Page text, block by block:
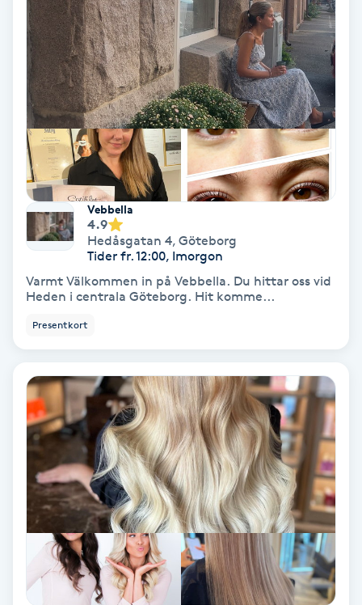
Sockring
Spa manikyr & pedikyr
Spa-manikyr
Spa-pedikyr
Spraytan
Stylist
Sugaring
Svensk massage
Svettbehandling
Tuina-massage
Taktil massage
Tandblekning
Vebbella
4.9
Hedåsgatan 4, Göteborg
Tider fr. 12:00, Imorgon
Varmt Välkommen in på Vebbella. Du hittar oss vid
Heden i centrala Göteborg. Hit komme...
Presentkort